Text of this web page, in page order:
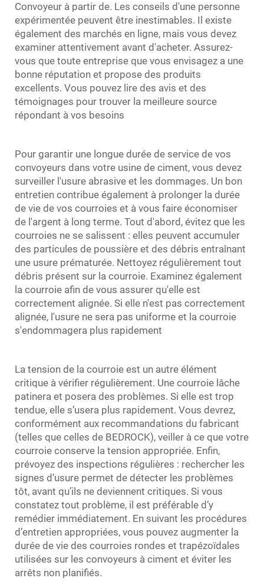
Convoyeur à partir de. Les conseils d'une personne
expérimentée peuvent être inestimables. Il existe
également des marchés en ligne, mais vous devez
examiner attentivement avant d'acheter. Assurez-
vous que toute entreprise que vous envisagez a une
bonne réputation et propose des produits
excellents. Vous pouvez lire des avis et des
témoignages pour trouver la meilleure source
répondant à vos besoins
Pour garantir une longue durée de service de vos
convoyeurs dans votre usine de ciment, vous devez
surveiller l'usure abrasive et les dommages. Un bon
entretien contribue également à prolonger la durée
de vie de vos courroies et à vous faire économiser
de l'argent à long terme. Tout d'abord, évitez que les
courroies ne se salissent : elles peuvent accumuler
des particules de poussière et des débris entraînant
une usure prématurée. Nettoyez régulièrement tout
débris présent sur la courroie. Examinez également
la courroie afin de vous assurer qu'elle est
correctement alignée. Si elle n'est pas correctement
alignée, l'usure ne sera pas uniforme et la courroie
s'endommagera plus rapidement
La tension de la courroie est un autre élément
critique à vérifier régulièrement. Une courroie lâche
patinera et posera des problèmes. Si elle est trop
tendue, elle s’usera plus rapidement. Vous devrez,
conformément aux recommandations du fabricant
(telles que celles de BEDROCK), veiller à ce que votre
courroie conserve la tension appropriée. Enfin,
prévoyez des inspections régulières : rechercher les
signes d’usure permet de détecter les problèmes
tôt, avant qu’ils ne deviennent critiques. Si vous
constatez tout problème, il est préférable d’y
remédier immédiatement. En suivant les procédures
d’entretien appropriées, vous pouvez augmenter la
durée de vie des courroies rondes et trapézoïdales
utilisées sur les convoyeurs à ciment et éviter les
arrêts non planifiés.